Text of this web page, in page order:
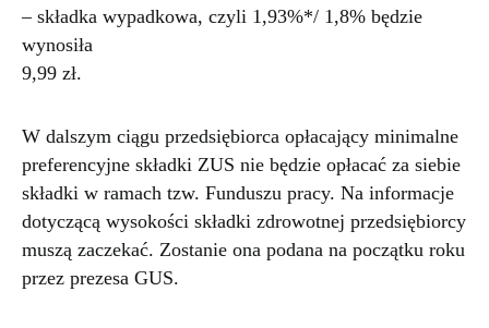
– składka wypadkowa, czyli 1,93%*/ 1,8% będzie
wynosiła
9,99 zł.
W dalszym ciągu przedsiębiorca opłacający minimalne
preferencyjne składki ZUS nie będzie opłacać za siebie
składki w ramach tzw. Funduszu pracy. Na informacje
dotyczącą wysokości składki zdrowotnej przedsiębiorcy
muszą zaczekać. Zostanie ona podana na początku roku
przez prezesa GUS.